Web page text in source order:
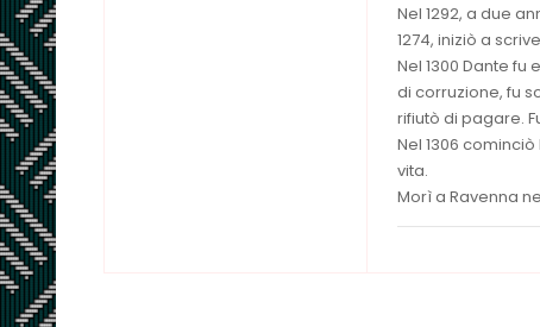
Nel 1292, a due
1274, iniziò a
Nel 1300 Dante fu
di corruzione, fu
rifiutò di pagare.
Nel 1306
vita.
Morì a Ravenna